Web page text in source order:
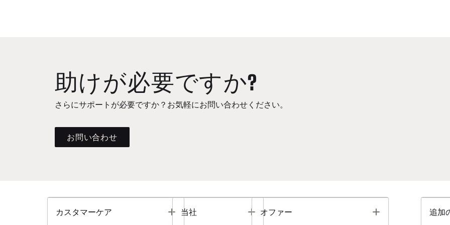
助けが必要ですか?
さらにサポートが必要ですか？お気軽にお問い合わせください。
お問い合わせ
カスタマーケア Toggle
当社 Toggle
オファー Toggle 追加